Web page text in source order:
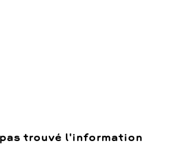
trouvé l'information